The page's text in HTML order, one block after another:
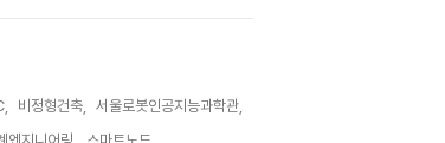
비정형건축,
서울로봇인공지능과학관,